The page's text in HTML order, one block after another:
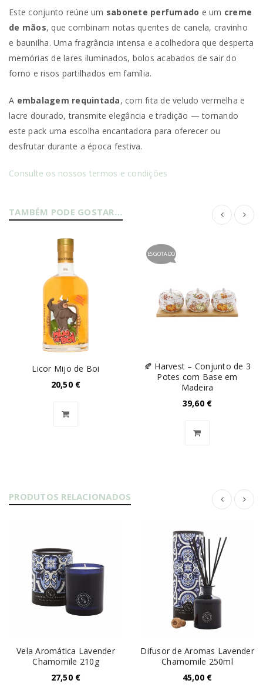
Este conjunto reúne um sabonete perfumado e um creme
de mãos, que combinam notas quentes de canela, cravinho
e baunilha. Uma fragrância intensa e acolhedora que desperta
memórias de lares iluminados, bolos acabados de sair do
forno e risos partilhados em família.
A embalagem requintada, com fita de veludo vermelha e
lacre dourado, transmite elegância e tradição — tornando
este pack uma escolha encantadora para oferecer ou
desfrutar durante a época festiva.
Consulte os nossos termos e condições
TAMBÉM PODE GOSTAR…
Licor Mijo de Boi
20,50 €
ESGOTADO
🍂 Harvest – Conjunto de 3
Potes com Base em
Madeira
39,60 €
PRODUTOS RELACIONADOS
Vela Aromática Lavender
Chamomile 210g
27,50 €
Difusor de Aromas Lavender
Chamomile 250ml
45,00 €